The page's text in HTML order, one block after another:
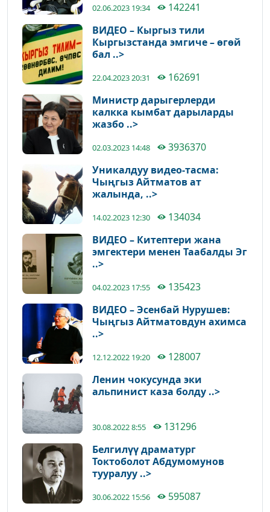
02.06.2023 19:34
142241
ВИДЕО – Кыргыз тили
Кыргызстанда эмгиче – өгөй
бал ..>
22.04.2023 20:31
162691
Министр дарыгерлерди
калкка кымбат дарыларды
жазбо ..>
02.03.2023 14:48
3936370
Уникалдуу видео-тасма:
Чыңгыз Айтматов ат
жалында, ..>
14.02.2023 12:30
134034
ВИДЕО – Китептери жана
эмгектери менен Таабалды Эг
..>
04.02.2023 17:55
135423
ВИДЕО – Эсенбай Нурушев:
Чыңгыз Айтматовдун ахимса
..>
12.12.2022 19:20
128007
Ленин чокусунда эки
альпинист каза болду ..>
30.08.2022 8:55
131296
Белгилүү драматург
Токтоболот Абдумомунов
тууралуу ..>
30.06.2022 15:56
595087